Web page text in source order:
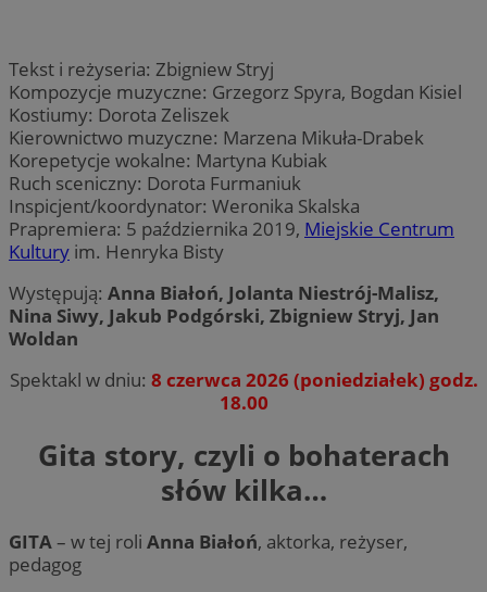
Tekst i reżyseria: Zbigniew Stryj
Kompozycje muzyczne: Grzegorz Spyra, Bogdan Kisiel
Kostiumy: Dorota Zeliszek
Kierownictwo muzyczne: Marzena Mikuła-Drabek
Korepetycje wokalne: Martyna Kubiak
Ruch sceniczny: Dorota Furmaniuk
Inspicjent/koordynator: Weronika Skalska
Prapremiera: 5 października 2019, Miejskie Centrum
Kultury im. Henryka Bisty
Występują: Anna Białoń, Jolanta Niestrój-Malisz,
Nina Siwy, Jakub Podgórski, Zbigniew Stryj, Jan
Woldan
Spektakl w dniu: 8 czerwca 2026 (poniedziałek) godz.
18.00
Gita story, czyli o bohaterach
słów kilka…
GITA– w tej roli Anna Białoń, aktorka, reżyser,
pedagog